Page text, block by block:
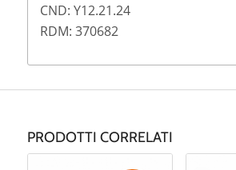
CND: Y12.21.24
RDM: 370682
PRODOTTI CORRELATI